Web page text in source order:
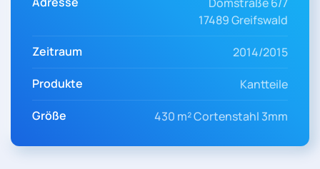
17489 Greifswald
Zeitraum
2014/2015
Produkte
Kantteile
Größe
430 m² Cortenstahl 3mm